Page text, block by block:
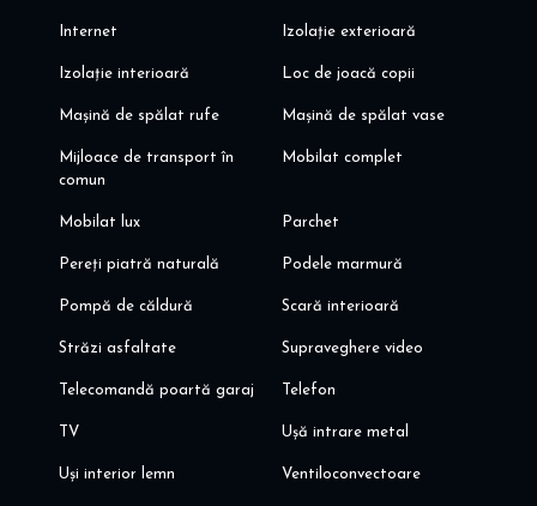
Internet Izolație exterioară
Izolație interioară Loc de joacă copii
Mașină de spălat rufe Mașină de spălat vase
Mijloace de transport în
comun
Mobilat complet
Mobilat lux Parchet
Pereți piatră naturală Podele marmură
Pompă de căldură Scară interioară
Străzi asfaltate Supraveghere video
Telecomandă poartă garaj Telefon
TV Ușă intrare metal
Uși interior lemn Ventiloconvectoare